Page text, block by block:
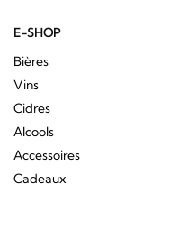
E-SHOP
Bières
Vins
Cidres
Alcools
Accessoires
Cadeaux